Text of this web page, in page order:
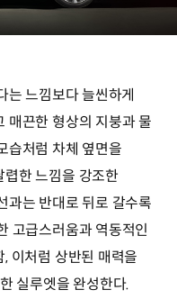
느낌보다 늘씬하게
매끈한 형상의 지붕과 물
습처럼 차체 옆면을
한 느낌을 강조한
과는 반대로 뒤로 갈수록
고급스러움과 역동적인
이처럼 상반된 매력을
실루엣을 완성한다.